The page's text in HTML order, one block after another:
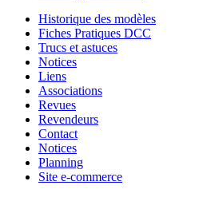
Historique des modèles
Fiches Pratiques DCC
Trucs et astuces
Notices
Liens
Associations
Revues
Revendeurs
Contact
Notices
Planning
Site e-commerce